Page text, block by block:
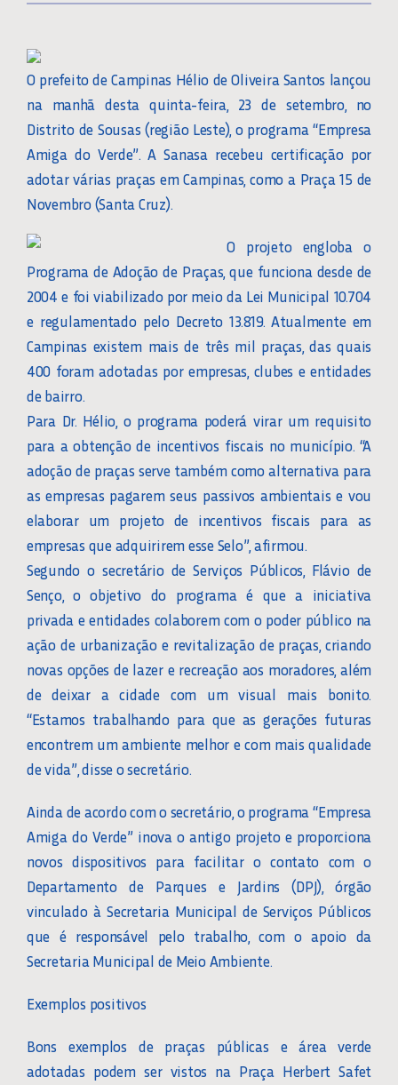
O prefeito de Campinas Hélio de Oliveira Santos lançou
na manhã desta quinta-feira, 23 de setembro, no
Distrito de Sousas (região Leste), o programa “Empresa
Amiga do Verde”. A Sanasa recebeu certificação por
adotar várias praças em Campinas, como a Praça 15 de
Novembro (Santa Cruz).
O projeto engloba o
Programa de Adoção de Praças, que funciona desde de
2004 e foi viabilizado por meio da Lei Municipal 10.704
e regulamentado pelo Decreto 13.819. Atualmente em
Campinas existem mais de três mil praças, das quais
400 foram adotadas por empresas, clubes e entidades
de bairro.
Para Dr. Hélio, o programa poderá virar um requisito
para a obtenção de incentivos fiscais no município. “A
adoção de praças serve também como alternativa para
as empresas pagarem seus passivos ambientais e vou
elaborar um projeto de incentivos fiscais para as
empresas que adquirirem esse Selo”, afirmou.
Segundo o secretário de Serviços Públicos, Flávio de
Senço, o objetivo do programa é que a iniciativa
privada e entidades colaborem com o poder público na
ação de urbanização e revitalização de praças, criando
novas opções de lazer e recreação aos moradores, além
de deixar a cidade com um visual mais bonito.
“Estamos trabalhando para que as gerações futuras
encontrem um ambiente melhor e com mais qualidade
de vida”, disse o secretário.
Ainda de acordo com o secretário, o programa “Empresa
Amiga do Verde” inova o antigo projeto e proporciona
novos dispositivos para facilitar o contato com o
Departamento de Parques e Jardins (DPJ), órgão
vinculado à Secretaria Municipal de Serviços Públicos
que é responsável pelo trabalho, com o apoio da
Secretaria Municipal de Meio Ambiente.
Exemplos positivos
Bons exemplos de praças públicas e área verde
adotadas podem ser vistos na Praça Herbert Safet